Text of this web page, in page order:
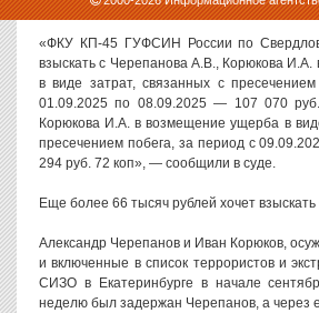
взыскать в беглецов расходы, связанные с
«ФКУ КП-45 ГУФСИН России по
взыскать с Черепанова А.В., Корюкова
в виде затрат, связанных с
01.09.2025 по 08.09.2025 — 107 070
Корюкова И.А. в возмещение ущерба в
пресечением побега, за период с
294 руб. 72 коп», — сообщили в суде.
Еще более 66 тысяч рублей хочет
Александр Черепанов и Иван Корюков,
и включенные в список террористов и
СИЗО в Екатеринбурге в начале
неделю был задержан Черепанов, а через